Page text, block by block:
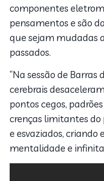
componentes
pensamentos e são
que sejam mudadas
passados.
“Na sessão de Barras
cerebrais
pontos cegos,
crenças limitantes do
e esvaziados, criando
mentalidade e